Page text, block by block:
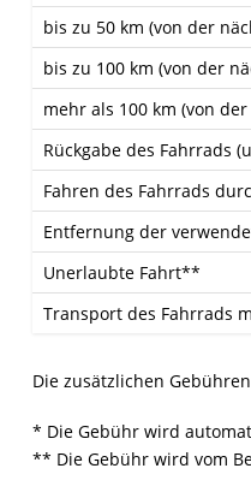
bis zu 50 km (von der
bis zu 100 km (von der
mehr als 100 km (von
Rückgabe des Fahrrads
Fahren des Fahrrads
Entfernung der
Unerlaubte Fahrt**
Transport des Fahrrads
Die zusätzlichen
* Die Gebühr wird
** Die Gebühr wird vom